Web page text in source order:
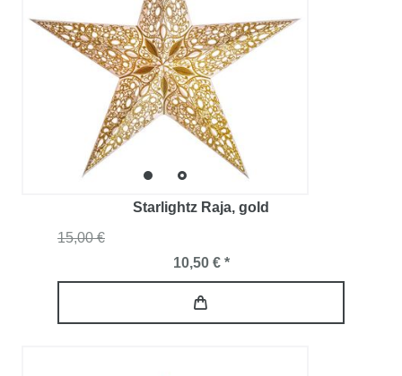
Starlightz Raja, gold
15,00 €
10,50 € *